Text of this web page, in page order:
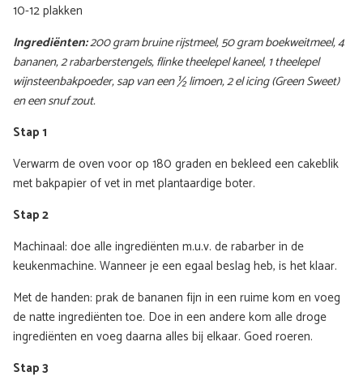
10-12 plakken
Ingrediënten:200 gram bruine rijstmeel, 50 gram boekweitmeel, 4
bananen, 2 rabarberstengels, flinke theelepel kaneel, 1 theelepel
wijnsteenbakpoeder, sap van een ½ limoen, 2 el icing (Green Sweet)
en een snuf zout.
Stap 1
Verwarm de oven voor op 180 graden en bekleed een cakeblik
met bakpapier of vet in met plantaardige boter.
Stap 2
Machinaal: doe alle ingrediënten m.u.v. de rabarber in de
keukenmachine. Wanneer je een egaal beslag heb, is het klaar.
Met de handen: prak de bananen fijn in een ruime kom en voeg
de natte ingrediënten toe. Doe in een andere kom alle droge
ingrediënten en voeg daarna alles bij elkaar. Goed roeren.
Stap 3